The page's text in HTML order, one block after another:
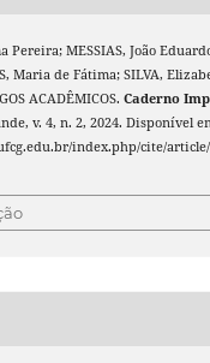
Pereira; MESSIAS, João
Maria de Fátima; SILVA,
ACADÊMICOS. Caderno
v. 4, n. 2, 2024. Disponível
index.php/cite/